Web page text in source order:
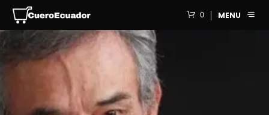
0 MENU